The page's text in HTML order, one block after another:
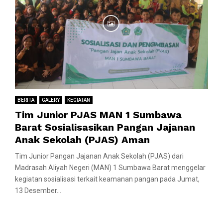
BERITA GALERY KEGIATAN
Tim Junior PJAS MAN 1 Sumbawa
Barat Sosialisasikan Pangan Jajanan
Anak Sekolah (PJAS) Aman
Tim Junior Pangan Jajanan Anak Sekolah (PJAS) dari
Madrasah Aliyah Negeri (MAN) 1 Sumbawa Barat menggelar
kegiatan sosialisasi terkait keamanan pangan pada Jumat,
13 Desember...